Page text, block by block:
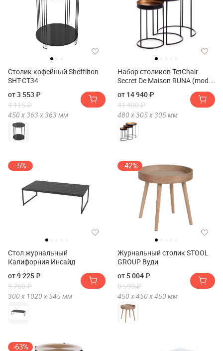
Столик кофейный Sheffilton
SHT-CT34
от 3 553 ₽
4 115 ₽
450 х363 х363 мм
Набор столиков TetChair
Secret De Maison RUNA (mod.
от 14 940 ₽
41 400 ₽
480 х305 х305мм
-5%
Стол журнальный
Калифорния Инсайд
от 9 225 ₽
9 760 ₽
300 х 1020 х 545мм
-42%
Журнальный столик STOOL
GROUP Вуди
от 5 004 ₽
8 590 ₽
450 х450 х450 мм
-63%